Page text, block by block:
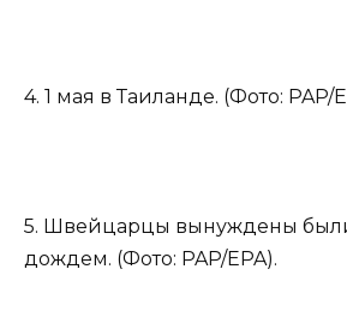
4. 1 мая в Таиланде. (Фото: PAP/
5. Швейцарцы вынуждены
дождем. (Фото: PAP/EPA).